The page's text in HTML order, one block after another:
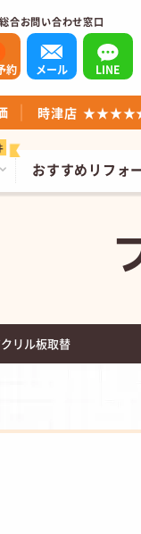
総合お問い合わせ窓口
約 メール LINE
おすすめリフォ
時津店
リル板取替